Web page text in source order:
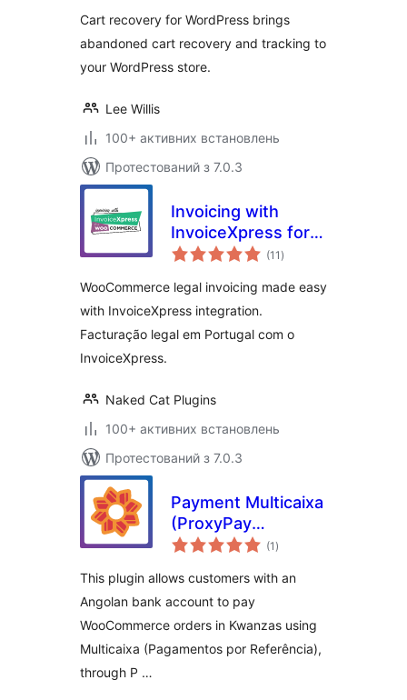
Cart recovery for WordPress brings
abandoned cart recovery and tracking to
your WordPress store.
Lee Willis
100+ активних встановлень
Протестований з 7.0.3
Invoicing with
InvoiceXpress for
WooCommerce –
(11 загальний
рейтинг
)
WooCommerce legal invoicing made easy
with InvoiceXpress integration.
Facturação legal em Portugal com o
InvoiceXpress.
Naked Cat Plugins
100+ активних встановлень
Протестований з 7.0.3
Payment Multicaixa
(ProxyPay
gateway) for(1 загальний
рейтинг
)
This plugin allows customers with an
Angolan bank account to pay
WooCommerce orders in Kwanzas using
Multicaixa (Pagamentos por Referência),
through P …